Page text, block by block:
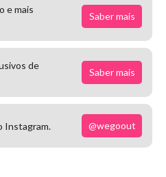
e mais
Saber mais
de
Saber mais
Instagram. @wegoout